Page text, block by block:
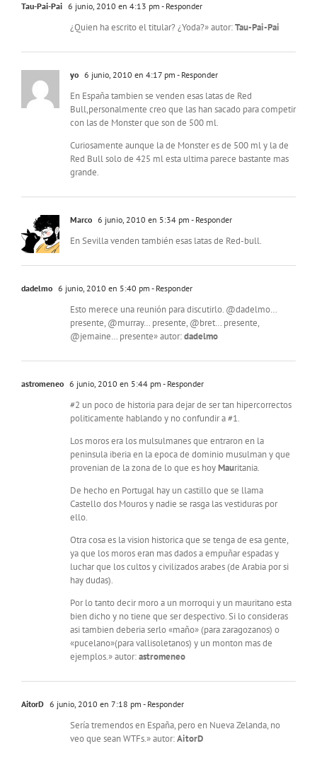
Tau-Pai-Pai 6 junio, 2010 en 4:13 pm - Responder
¿Quien ha escrito el titular? ¿Yoda?» autor:Tau-Pai-Pai
yo 6 junio, 2010 en 4:17 pm - Responder
En España tambien se venden esas latas de Red
Bull,personalmente creo que las han sacado para competir
con las de Monster que son de 500 ml.
Curiosamente aunque la de Monster es de 500 ml y la de
Red Bull solo de 425 ml esta ultima parece bastante mas
grande.
Marco 6 junio, 2010 en 5:34 pm - Responder
En Sevilla venden también esas latas de Red-bull.
dadelmo 6 junio, 2010 en 5:40 pm - Responder
Esto merece una reunión para discutirlo. @dadelmo…
presente, @murray… presente, @bret… presente,
@jemaine… presente» autor:dadelmo
astromeneo 6 junio, 2010 en 5:44 pm - Responder
#2 un poco de historia para dejar de ser tan hipercorrectos
politicamente hablando y no confundir a #1.
Los moros era los mulsulmanes que entraron en la
peninsula iberia en la epoca de dominio musulman y que
provenian de la zona de lo que es hoyMauritania.
De hecho en Portugal hay un castillo que se llama
Castello dos Mouros y nadie se rasga las vestiduras por
ello.
Otra cosa es la vision historica que se tenga de esa gente,
ya que los moros eran mas dados a empuñar espadas y
luchar que los cultos y civilizados arabes (de Arabia por si
hay dudas).
Por lo tanto decir moro a un morroqui y un mauritano esta
bien dicho y no tiene que ser despectivo. Si lo consideras
asi tambien deberia serlo «maño» (para zaragozanos) o
«pucelano»(para vallisoletanos) y un monton mas de
ejemplos.» autor:astromeneo
AitorD 6 junio, 2010 en 7:18 pm - Responder
Sería tremendos en España, pero en Nueva Zelanda, no
veo que sean WTFs.» autor:AitorD